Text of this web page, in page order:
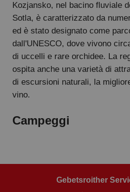
Kozjansko, nel bacino fluviale
Sotla, è caratterizzato da
ed è stato designato come
dall'UNESCO, dove vivono
di uccelli e rare orchidee. La
ospita anche una varietà di
di escursioni naturali, la
vino.
Campeggi
Gebetsroither